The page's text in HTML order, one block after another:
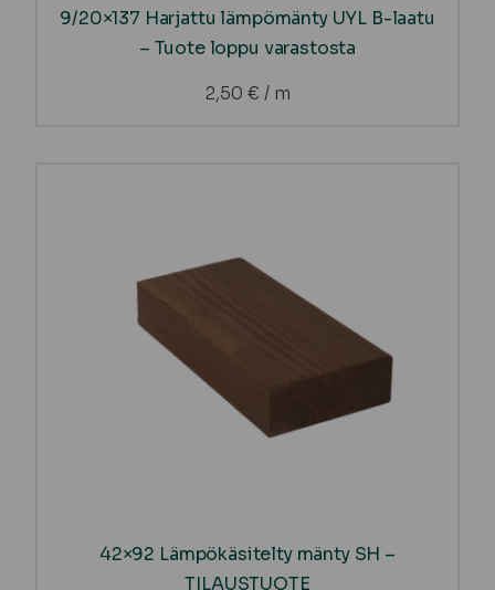
9/20×137 Harjattu lämpömänty UYL B-laatu
– Tuote loppu varastosta
2,50 € / m
42×92 Lämpökäsitelty mänty SH –
TILAUSTUOTE